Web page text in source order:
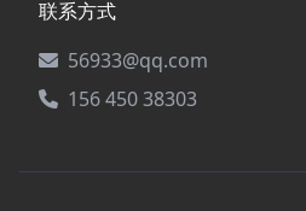
联系方式
56933@qq.com
156 450 38303